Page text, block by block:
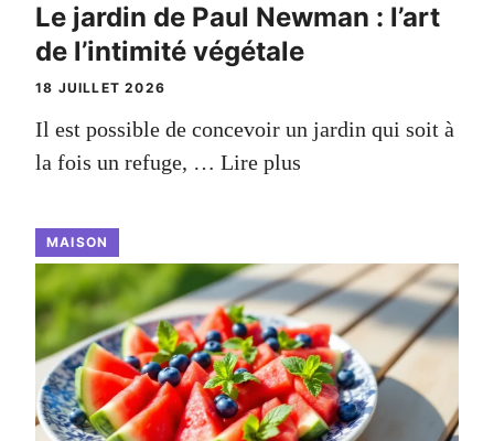
Le jardin de Paul Newman : l’art
de l’intimité végétale
18 JUILLET 2026
Il est possible de concevoir un jardin qui soit à
la fois un refuge, … Lire plus
MAISON